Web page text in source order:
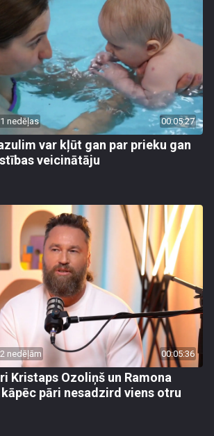
nedēļas 00:05:27
var kļūt gan par prieku gan
veicinātāju
nedēļām 00:05:36
Kristaps Ozoliņš un Ramona
pāri nesadzird viens otru